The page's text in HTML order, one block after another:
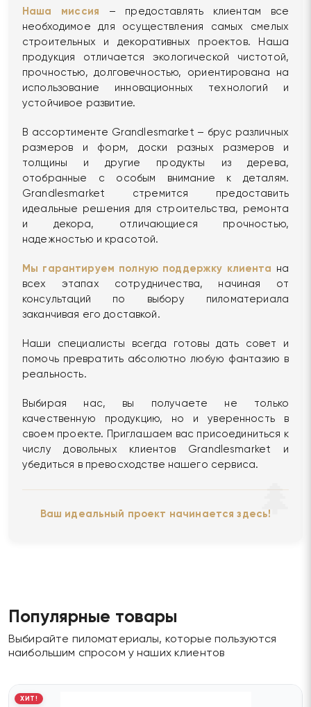
Наша миссия – предоставлять клиентам все
необходимое для осуществления самых смелых
строительных и декоративных проектов. Наша
продукция отличается экологической чистотой,
прочностью, долговечностью, ориентирована на
использование инновационных технологий и
устойчивое развитие.
В ассортименте Grandlesmarket – брус различных
размеров и форм, доски разных размеров и
толщины и другие продукты из дерева,
отобранные с особым внимание к деталям.
Grandlesmarket стремится предоставить
идеальные решения для строительства, ремонта
и декора, отличающиеся прочностью,
надежностью и красотой.
Мы гарантируем полную поддержку клиента на
всех этапах сотрудничества, начиная от
консультаций по выбору пиломатериала
заканчивая его доставкой.
Наши специалисты всегда готовы дать совет и
помочь превратить абсолютно любую фантазию в
реальность.
Выбирая нас, вы получаете не только
качественную продукцию, но и уверенность в
своем проекте. Приглашаем вас присоединиться к
числу довольных клиентов Grandlesmarket и
убедиться в превосходстве нашего сервиса.
Ваш идеальный проект начинается здесь!
Популярные товары
Выбирайте пиломатериалы, которые пользуются
наибольшим спросом у наших клиентов
ХИТ!